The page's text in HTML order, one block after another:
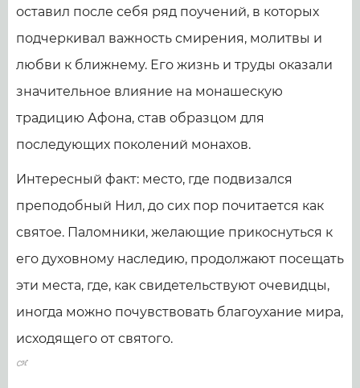
оставил после себя ряд поучений, в которых
подчеркивал важность смирения, молитвы и
любви к ближнему. Его жизнь и труды оказали
значительное влияние на монашескую
традицию Афона, став образцом для
последующих поколений монахов.
Интересный факт: место, где подвизался
преподобный Нил, до сих пор почитается как
святое. Паломники, желающие прикоснуться к
его духовному наследию, продолжают посещать
эти места, где, как свидетельствуют очевидцы,
иногда можно почувствовать благоухание мира,
исходящего от святого.